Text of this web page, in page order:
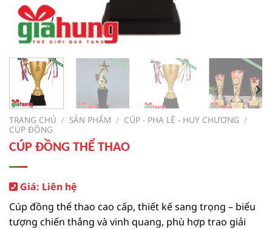
TRANG CHỦ / SẢN PHẨM / CÚP - PHA LÊ - HUY CHƯƠNG /
CÚP ĐỒNG
CÚP ĐỒNG THỂ THAO
Giá: Liên hệ
Cúp đồng thể thao cao cấp, thiết kế sang trọng – biểu
tượng chiến thắng và vinh quang, phù hợp trao giải